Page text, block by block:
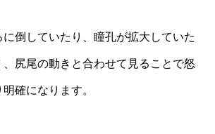
に倒していたり、瞳孔が拡大していた
、尻尾の動きと合わせて見ることで怒
確になります。